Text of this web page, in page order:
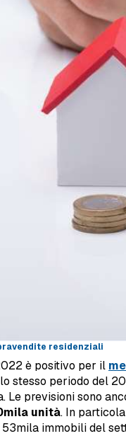
residenziali
è positivo per il
stesso periodo del
Le previsioni sono
unità. In
53mila immobili del